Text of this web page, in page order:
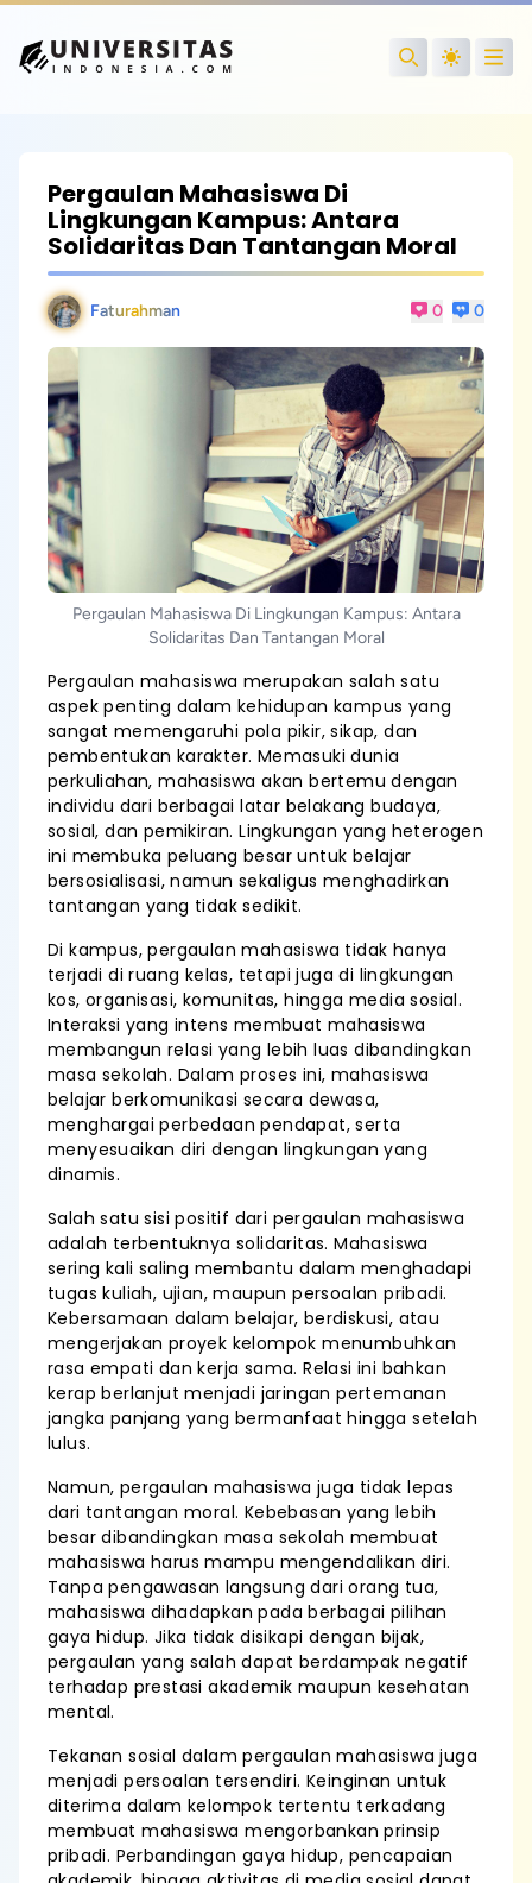
Search
Pergaulan Mahasiswa Di
Lingkungan Kampus: Antara
Solidaritas Dan Tantangan Moral
Faturahman 0 0
Pergaulan Mahasiswa Di Lingkungan Kampus: Antara
Solidaritas Dan Tantangan Moral
Pergaulan mahasiswa merupakan salah satu
aspek penting dalam kehidupan kampus yang
sangat memengaruhi pola pikir, sikap, dan
pembentukan karakter. Memasuki dunia
perkuliahan, mahasiswa akan bertemu dengan
individu dari berbagai latar belakang budaya,
sosial, dan pemikiran. Lingkungan yang heterogen
ini membuka peluang besar untuk belajar
bersosialisasi, namun sekaligus menghadirkan
tantangan yang tidak sedikit.
Di kampus, pergaulan mahasiswa tidak hanya
terjadi di ruang kelas, tetapi juga di lingkungan
kos, organisasi, komunitas, hingga media sosial.
Interaksi yang intens membuat mahasiswa
membangun relasi yang lebih luas dibandingkan
masa sekolah. Dalam proses ini, mahasiswa
belajar berkomunikasi secara dewasa,
menghargai perbedaan pendapat, serta
menyesuaikan diri dengan lingkungan yang
dinamis.
Salah satu sisi positif dari pergaulan mahasiswa
adalah terbentuknya solidaritas. Mahasiswa
sering kali saling membantu dalam menghadapi
tugas kuliah, ujian, maupun persoalan pribadi.
Kebersamaan dalam belajar, berdiskusi, atau
mengerjakan proyek kelompok menumbuhkan
rasa empati dan kerja sama. Relasi ini bahkan
kerap berlanjut menjadi jaringan pertemanan
jangka panjang yang bermanfaat hingga setelah
lulus.
Namun, pergaulan mahasiswa juga tidak lepas
dari tantangan moral. Kebebasan yang lebih
besar dibandingkan masa sekolah membuat
mahasiswa harus mampu mengendalikan diri.
Tanpa pengawasan langsung dari orang tua,
mahasiswa dihadapkan pada berbagai pilihan
gaya hidup. Jika tidak disikapi dengan bijak,
pergaulan yang salah dapat berdampak negatif
terhadap prestasi akademik maupun kesehatan
mental.
Tekanan sosial dalam pergaulan mahasiswa juga
menjadi persoalan tersendiri. Keinginan untuk
diterima dalam kelompok tertentu terkadang
membuat mahasiswa mengorbankan prinsip
pribadi. Perbandingan gaya hidup, pencapaian